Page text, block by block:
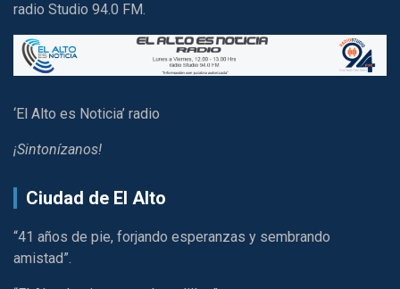
radio Studio 94.0 FM.
‘El Alto es Noticia’ radio
¡Sintonízanos!
Ciudad de El Alto
“41 años de pie, forjando esperanzas y sembrando
amistad”.